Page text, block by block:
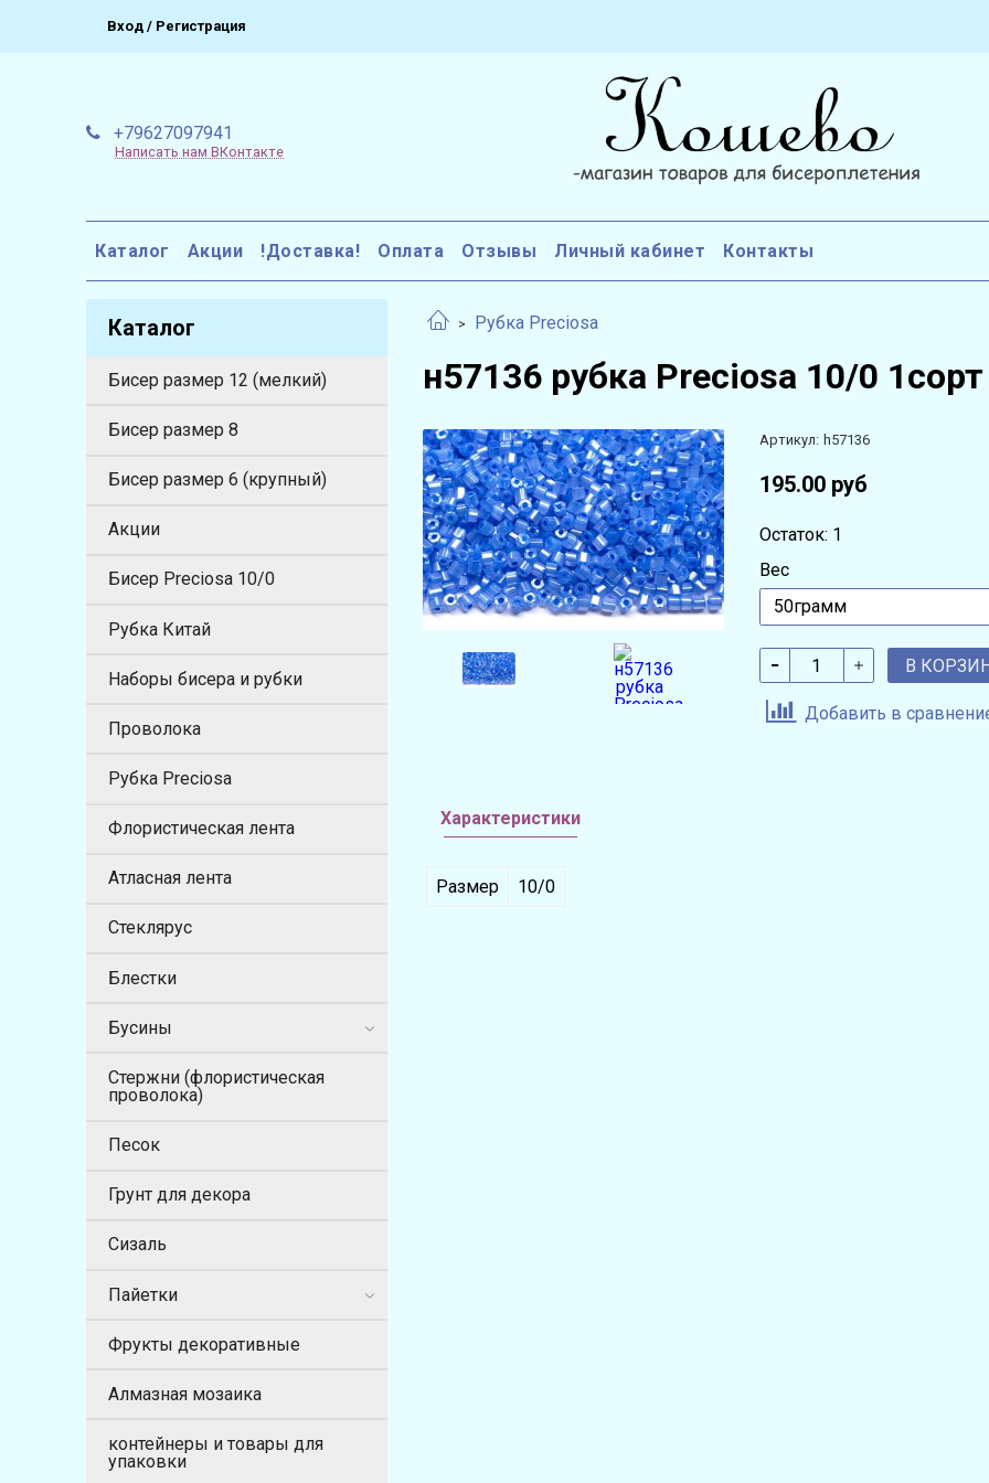
Вход / Регистрация
+79627097941
Написать нам ВКонтакте
Каталог Акции !Доставка! Оплата Отзывы Личный кабинет Контакты
Рубка Preciosa
н57136 рубка Preciosa 10/0 1сорт
Артикул: h57136
195.00 руб
Остаток: 1
Вес
В
Добавить в
Характеристики
Размер 10/0
Каталог
Бисер размер 12 (мелкий)
Бисер размер 8
Бисер размер 6 (крупный)
Акции
Бисер Preciosa 10/0
Рубка Китай
Наборы бисера и рубки
Проволока
Рубка Preciosa
Флористическая лента
Атласная лента
Стеклярус
Блестки
Бусины
Стержни (флористическая
проволока)
Песок
Грунт для декора
Сизаль
Пайетки
Фрукты декоративные
Алмазная мозаика
контейнеры и товары для
упаковки